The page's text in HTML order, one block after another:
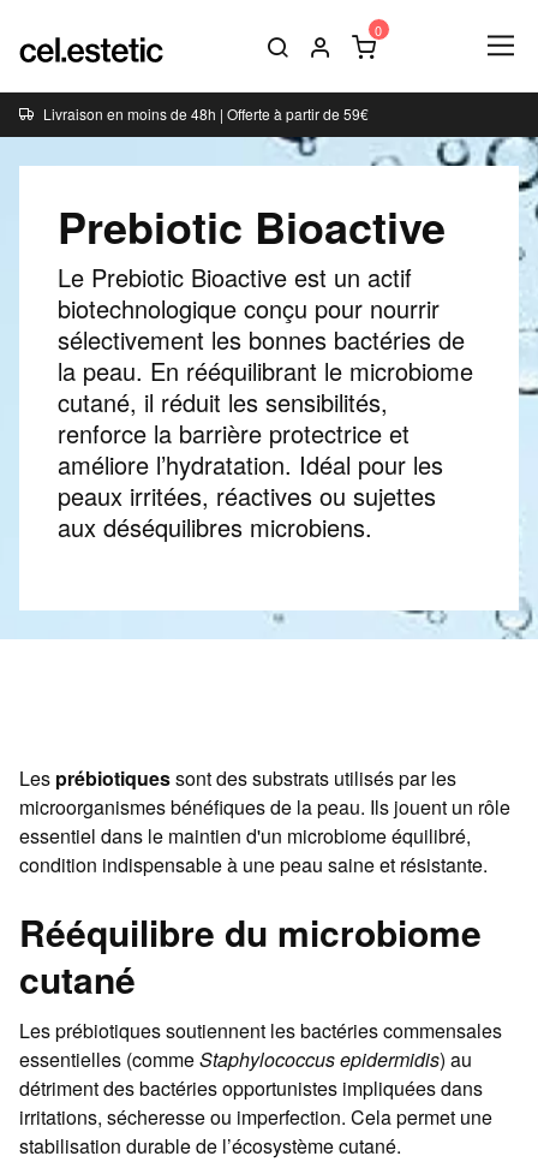
Livraison en moins de 48h | Offerte à partir de 59€
Prebiotic Bioactive
Le Prebiotic Bioactive est un actif
biotechnologique conçu pour nourrir
sélectivement les bonnes bactéries de
la peau. En rééquilibrant le microbiome
cutané, il réduit les sensibilités,
renforce la barrière protectrice et
améliore l’hydratation. Idéal pour les
peaux irritées, réactives ou sujettes
aux déséquilibres microbiens.
Les prébiotiquessont des substrats utilisés par les
microorganismes bénéfiques de la peau. Ils jouent un rôle
essentiel dans le maintien d'un microbiome équilibré,
condition indispensable à une peau saine et résistante.
Rééquilibre du microbiome
cutané
Les prébiotiques soutiennent les bactéries commensales
essentielles (commeStaphylococcus epidermidis) au
détriment des bactéries opportunistes impliquées dans
irritations, sécheresse ou imperfection. Cela permet une
stabilisation durable de l’écosystème cutané.